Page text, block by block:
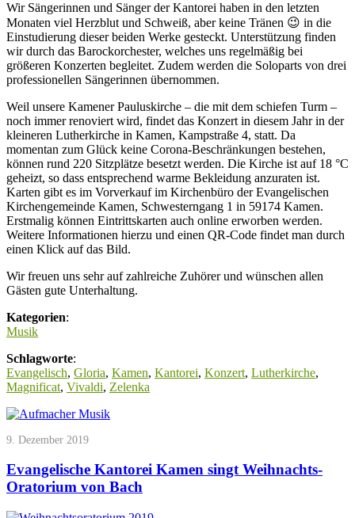
Wir Sängerinnen und Sänger der Kantorei haben in den letzten
Monaten viel Herzblut und Schweiß, aber keine Tränen 😉 in die
Einstudierung dieser beiden Werke gesteckt. Unterstützung finden
wir durch das Barockorchester, welches uns regelmäßig bei
größeren Konzerten begleitet. Zudem werden die Soloparts von drei
professionellen Sängerinnen übernommen.
Weil unsere Kamener Pauluskirche – die mit dem schiefen Turm –
noch immer renoviert wird, findet das Konzert in diesem Jahr in der
kleineren Lutherkirche in Kamen, Kampstraße 4, statt. Da
momentan zum Glück keine Corona-Beschränkungen bestehen,
können rund 220 Sitzplätze besetzt werden. Die Kirche ist auf 18 °C
geheizt, so dass entsprechend warme Bekleidung anzuraten ist.
Karten gibt es im Vorverkauf im Kirchenbüro der Evangelischen
Kirchengemeinde Kamen, Schwesterngang 1 in 59174 Kamen.
Erstmalig können Eintrittskarten auch online erworben werden.
Weitere Informationen hierzu und einen QR-Code findet man durch
einen Klick auf das Bild.
Wir freuen uns sehr auf zahlreiche Zuhörer und wünschen allen
Gästen gute Unterhaltung.
Kategorien:
Musik
Schlagworte:
Evangelisch, Gloria, Kamen, Kantorei, Konzert, Lutherkirche,
Magnificat, Vivaldi, Zelenka
9. Dezember 2019
Evangelische Kantorei Kamen singt Weihnachts-
Oratorium von Bach